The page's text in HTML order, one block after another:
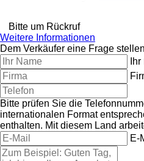
Bitte um Rückruf
Weitere Informationen
Dem Verkäufer eine Frage stellen
Bitte prüfen Sie die
internationalen Format
enthalten. Mit diesem Land
E-